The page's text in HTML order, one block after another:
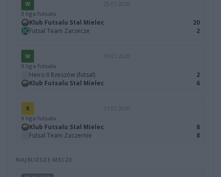
W 25.01.2020
II liga futsalu
Klub Futsalu Stal Mielec
20
Futsal Team Zarzecze
2
W 19.01.2020
II liga futsalu
Heiro II Rzeszów (futsal)
2
Klub Futsalu Stal Mielec
6
R 11.01.2020
II liga futsalu
Klub Futsalu Stal Mielec
8
Futsal Team Zaczernie
8
NAJBLIŻSZE MECZE